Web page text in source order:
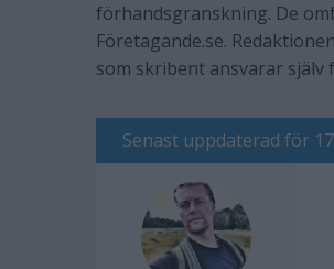
förhandsgranskning. De
Företagande.se.
som skribent ansvarar själv
Senast uppdaterad för